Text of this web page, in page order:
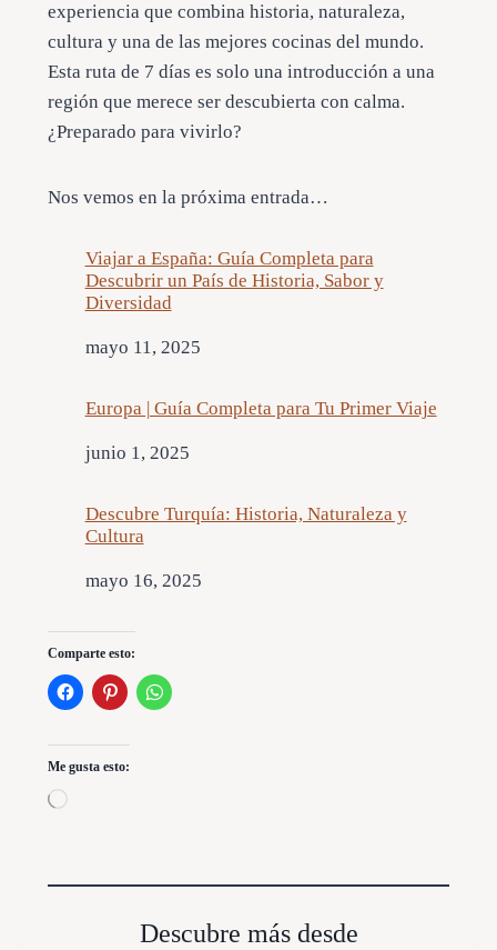
experiencia que combina historia, naturaleza,
cultura y una de las mejores cocinas del mundo.
Esta ruta de 7 días es solo una introducción a una
región que merece ser descubierta con calma.
¿Preparado para vivirlo?
Nos vemos en la próxima entrada…
Viajar a España: Guía Completa para
Descubrir un País de Historia, Sabor y
Diversidad
Fecha
mayo 11, 2025
Europa | Guía Completa para Tu Primer Viaje
Fecha
junio 1, 2025
Descubre Turquía: Historia, Naturaleza y
Cultura
Fecha
mayo 16, 2025
Comparte esto:
Me gusta esto:
C
a
Descubre más desde